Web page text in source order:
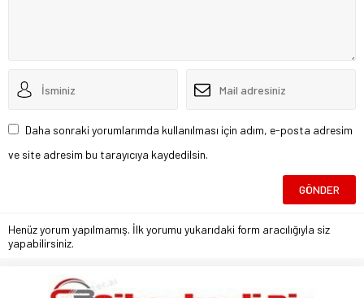
Daha sonraki yorumlarımda kullanılması için adım, e-posta adresim
ve site adresim bu tarayıcıya kaydedilsin.
Henüz yorum yapılmamış. İlk yorumu yukarıdaki form aracılığıyla siz
yapabilirsiniz.